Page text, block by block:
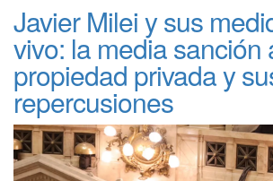
Javier Milei y sus
vivo: la media sanción
propiedad privada y
repercusiones